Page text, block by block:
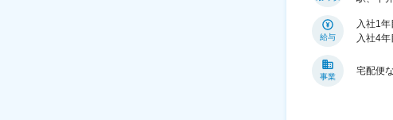
給与
入社1
入社4
事業
宅配便